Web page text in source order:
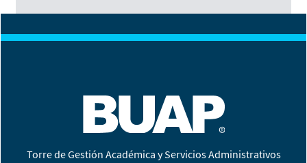
Torre de Gestión Académica y Servicios Administrativos